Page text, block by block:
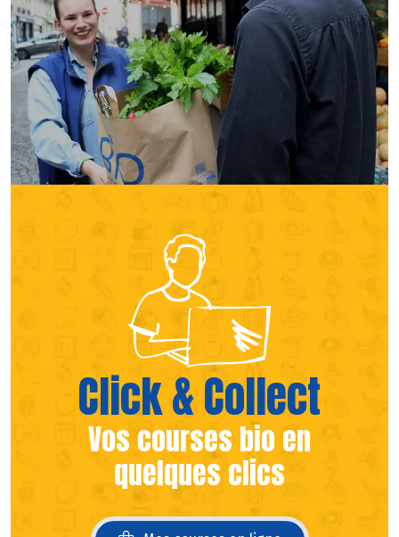
Click & Collect
Vos courses bio en
quelques clics